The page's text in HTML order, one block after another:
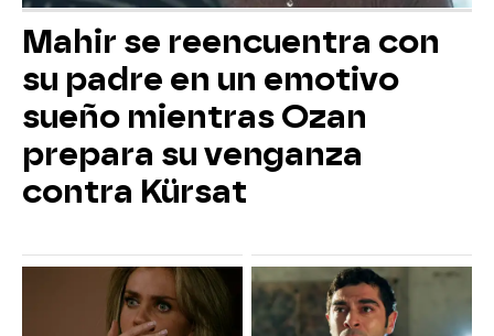
Mahir se reencuentra con
su padre en un emotivo
sueño mientras Ozan
prepara su venganza
contra Kürsat